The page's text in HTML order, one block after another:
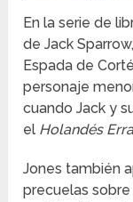
En la serie de
de Jack
Espada de
personaje
cuando Jack y
el Holandés
Jones también
precuelas